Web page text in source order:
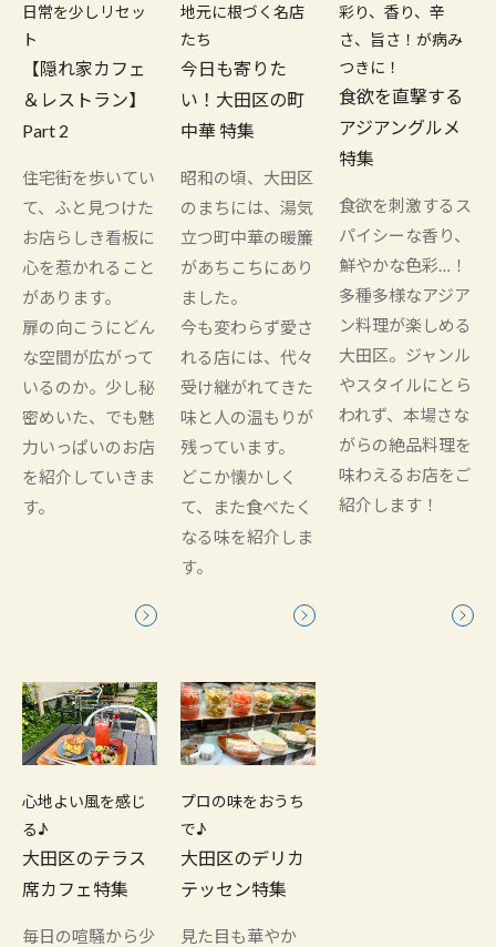
日常を少しリセッ
ト
【隠れ家カフェ
＆レストラン】
Part 2
住宅街を歩いてい
て、ふと見つけた
お店らしき看板に
心を惹かれること
があります。
扉の向こうにどん
な空間が広がって
いるのか。少し秘
密めいた、でも魅
力いっぱいのお店
を紹介していきま
す。
地元に根づく名店
たち
今日も寄りた
い！大田区の町
中華 特集
昭和の頃、大田区
のまちには、湯気
立つ町中華の暖簾
があちこちにあり
ました。
今も変わらず愛さ
れる店には、代々
受け継がれてきた
味と人の温もりが
残っています。
どこか懐かしく
て、また食べたく
なる味を紹介しま
す。
彩り、香り、辛
さ、旨さ！が病み
つきに！
食欲を直撃する
アジアングルメ
特集
食欲を刺激するス
パイシーな香り、
鮮やかな色彩…！
多種多様なアジア
ン料理が楽しめる
大田区。ジャンル
やスタイルにとら
われず、本場さな
がらの絶品料理を
味わえるお店をご
紹介します！
心地よい風を感じ
る♪
大田区のテラス
席カフェ特集
毎日の喧騒から少
プロの味をおうち
で♪
大田区のデリカ
テッセン特集
見た目も華やか